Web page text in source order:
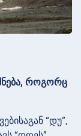
როგორც
“დუ”,